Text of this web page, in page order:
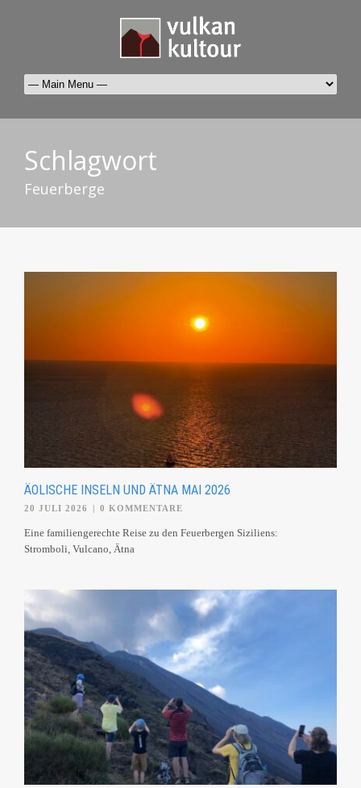
Schlagwort
Feuerberge
ÄOLISCHE INSELN UND ÄTNA MAI 2026
20 JULI 2026 | 0 KOMMENTARE
Eine familiengerechte Reise zu den Feuerbergen Siziliens:
Stromboli, Vulcano, Ätna